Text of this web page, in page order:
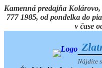
Preskočiť
na
Kamenná predajňa
777 1985, od pondelka do
v čase
Nájdite